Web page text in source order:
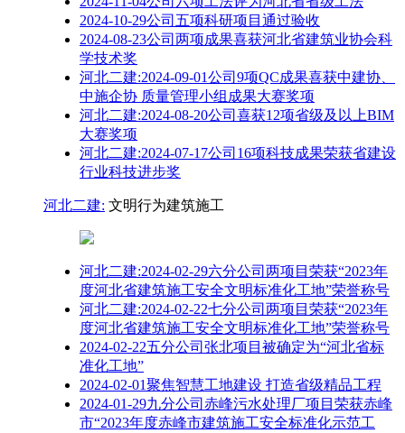
2024-10-29公司五项科研项目通过验收
2024-08-23公司两项成果喜获河北省建筑业协会科
学技术奖
河北二建:2024-09-01公司9项QC成果喜获中建协、
中施企协 质量管理小组成果大赛奖项
河北二建:2024-08-20公司喜获12项省级及以上BIM
大赛奖项
河北二建:2024-07-17公司16项科技成果荣获省建设
行业科技进步奖
河北二建: 文明行为建筑施工
河北二建:2024-02-29六分公司两项目荣获“2023年
度河北省建筑施工安全文明标准化工地”荣誉称号
河北二建:2024-02-22七分公司两项目荣获“2023年
度河北省建筑施工安全文明标准化工地”荣誉称号
2024-02-22五分公司张北项目被确定为“河北省标
准化工地”
2024-02-01聚焦智慧工地建设 打造省级精品工程
2024-01-29九分公司赤峰污水处理厂项目荣获赤峰
市“2023年度赤峰市建筑施工安全标准化示范工